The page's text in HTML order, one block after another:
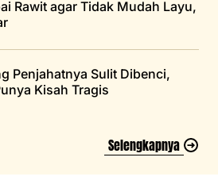
Rawit agar Tidak Mudah Layu,
Penjahatnya Sulit Dibenci,
Kisah Tragis
Selengkapnya